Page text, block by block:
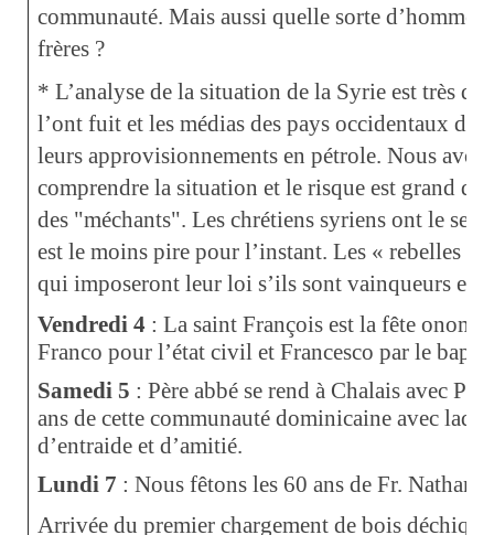
communauté. Mais aussi quelle sorte d’homme
frères ?
* L’analyse de la situation de la Syrie est très
l’ont fuit et les médias des pays occidentaux
leurs approvisionnements en pétrole. Nous
comprendre la situation et le risque est grand
des "méchants". Les chrétiens syriens ont le
est le moins pire pour l’instant. Les « rebelles »
qui imposeront leur loi s’ils sont vainqueurs et
Vendredi 4 : La saint François est la fête
Franco pour l’état civil et Francesco par le
Samedi 5 : Père abbé se rend à Chalais avec
ans de cette communauté dominicaine avec
d’entraide et d’amitié.
Lundi 7 : Nous fêtons les 60 ans de Fr.
Arrivée du premier chargement de bois